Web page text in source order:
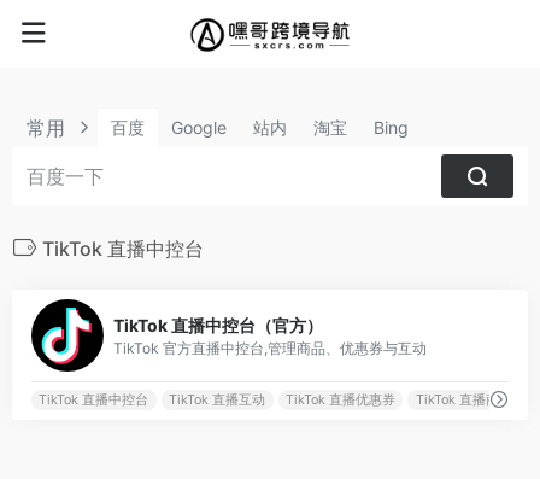
常用 百度 Google 站内 淘宝 Bing
TikTok 直播中控台
TikTok 直播中控台（官方）
TikTok 官方直播中控台,管理商品、优惠券与互动
TikTok 直播中控台 TikTok 直播互动 TikTok 直播优惠券 TikTok 直播商品管理